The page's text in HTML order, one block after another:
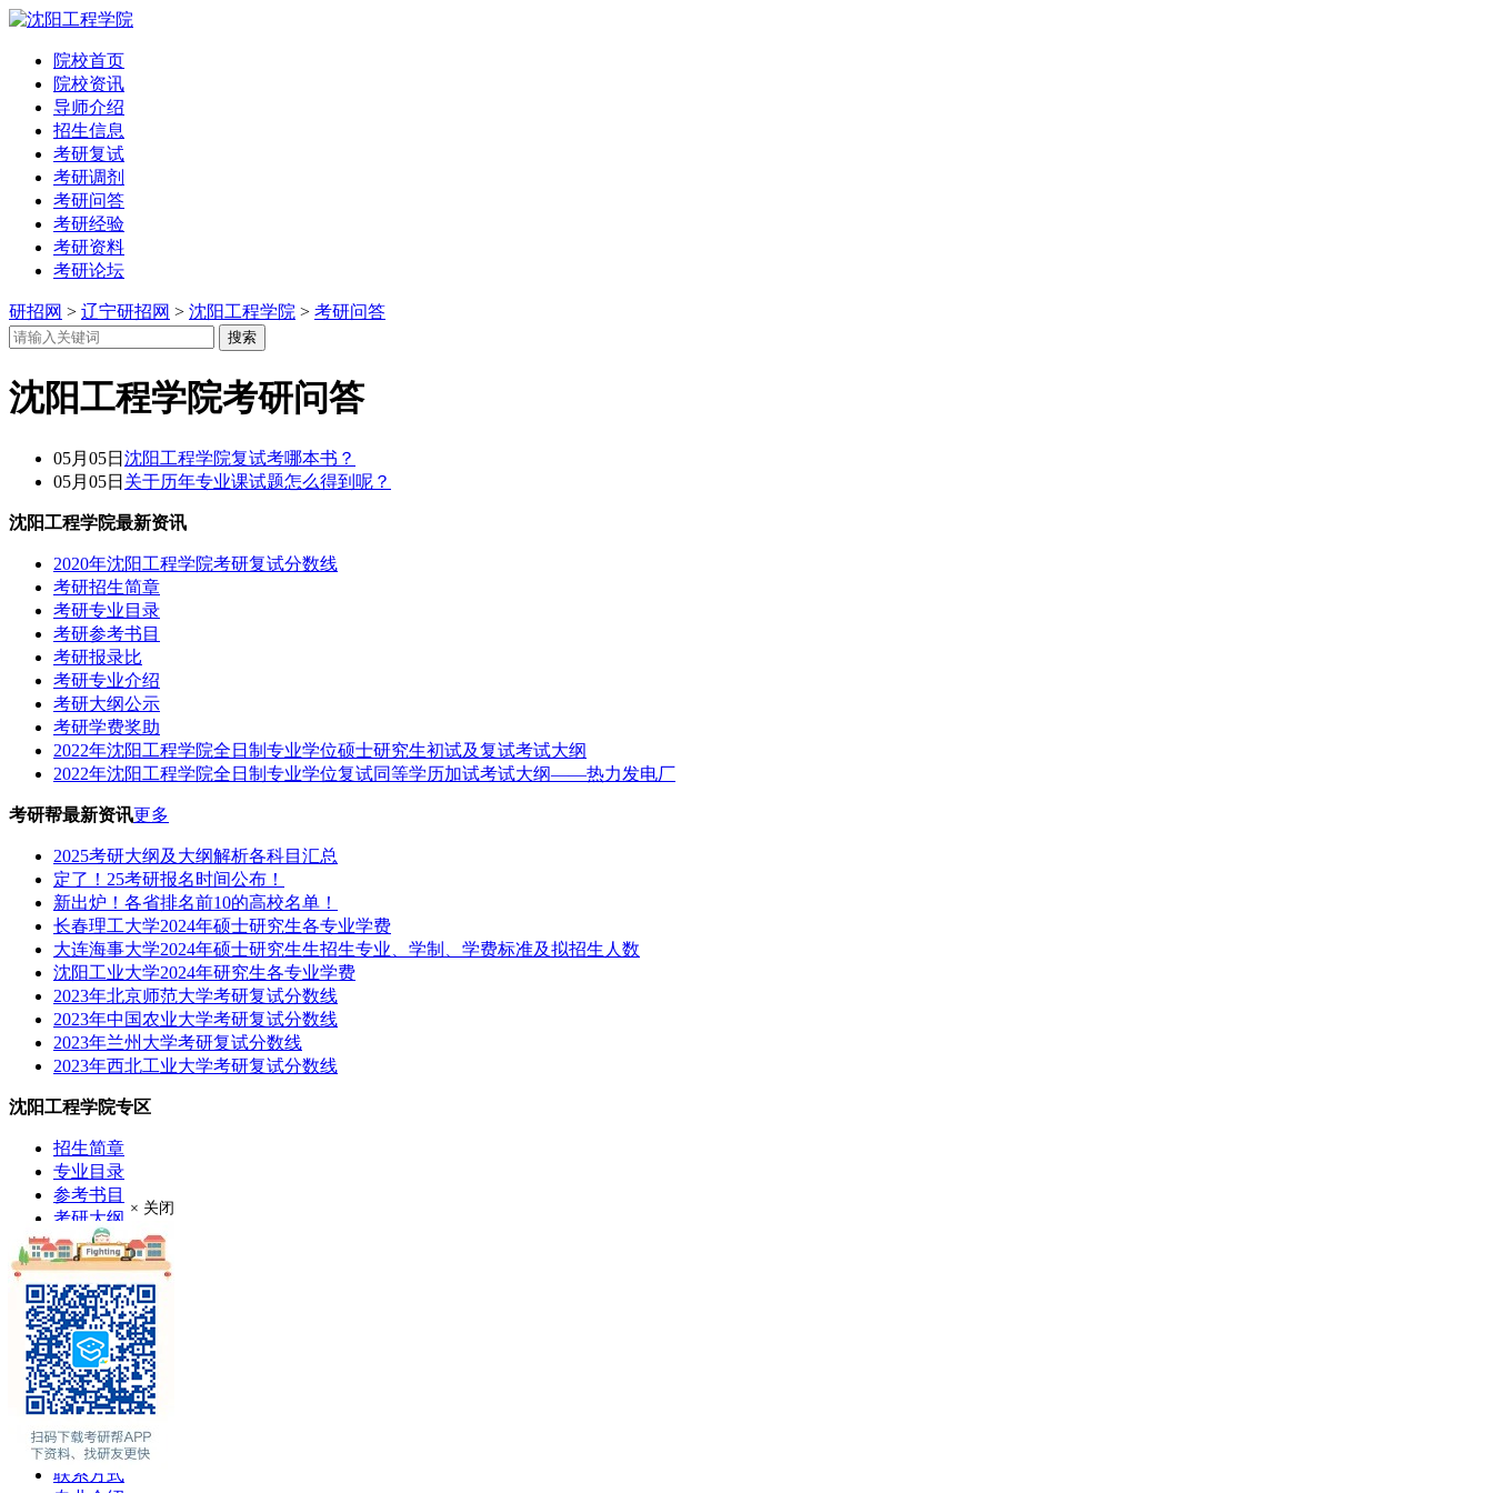
院校首页
院校资讯
导师介绍
招生信息
考研复试
考研调剂
考研问答
考研经验
考研资料
考研论坛
研招网 > 辽宁研招网 > 沈阳工程学院 > 考研问答
沈阳工程学院考研问答
05月05日 沈阳工程学院复试考哪本书？
05月05日 关于历年专业课试题怎么得到呢？
沈阳工程学院最新资讯
2020年沈阳工程学院考研复试分数线
考研招生简章
考研专业目录
考研参考书目
考研报录比
考研专业介绍
考研大纲公示
考研学费奖助
2022年沈阳工程学院全日制专业学位硕士研究生初试及复试考试大纲
2022年沈阳工程学院全日制专业学位复试同等学历加试考试大纲——热力发电厂
考研帮最新资讯更多
2025考研大纲及大纲解析各科目汇总
定了！25考研报名时间公布！
新出炉！各省排名前10的高校名单！
长春理工大学2024年硕士研究生各专业学费
大连海事大学2024年硕士研究生生招生专业、学制、学费标准及拟招生人数
沈阳工业大学2024年研究生各专业学费
2023年北京师范大学考研复试分数线
2023年中国农业大学考研复试分数线
2023年兰州大学考研复试分数线
2023年西北工业大学考研复试分数线
沈阳工程学院专区
招生简章
专业目录
参考书目
考研大纲
成绩查询
分数线
考研录取
考研真题
报录比
推荐免试
现场确认
在职硕士
考场安排
学费奖助
联系方式
× 关闭